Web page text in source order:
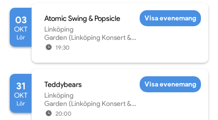
03
OKT
Lör
Atomic Swing & Popsicle
Linköping
Garden (Linköping Konsert &
Kongress)
19:30
Visa evenemang
31
OKT
Lör
Teddybears
Linköping
Garden (Linköping Konsert &
Kongress)
20:00
Visa evenemang